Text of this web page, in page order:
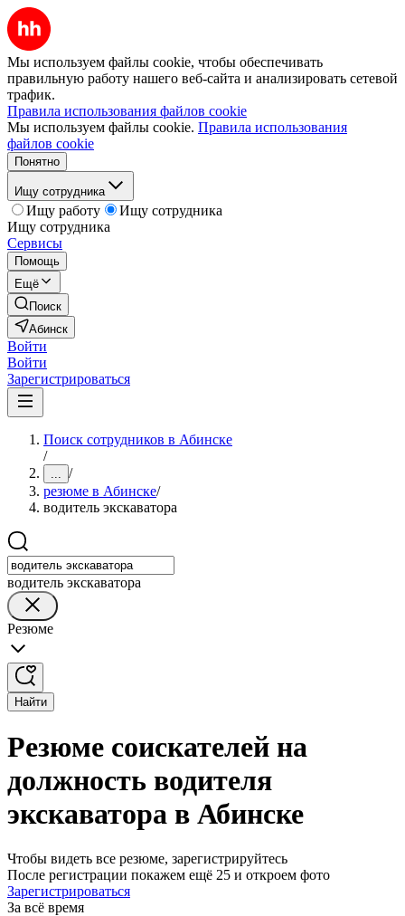
Мы используем файлы cookie, чтобы обеспечивать
правильную работу нашего веб-сайта и анализировать сетевой
трафик.
Правила использования файлов cookie
Мы используем файлы cookie. Правила использования
файлов cookie
Понятно
Ищу сотрудника
Ищу работу
Ищу сотрудника
Ищу сотрудника
Сервисы
Помощь
Ещё
Поиск
Абинск
Войти
Войти
Зарегистрироваться
Поиск сотрудников в Абинске
/
... /
резюме в Абинске/
водитель экскаватора
водитель экскаватора
Резюме
Найти
Резюме соискателей на
должность водителя
экскаватора в Абинске
Чтобы видеть все резюме, зарегистрируйтесь
После регистрации покажем ещё 25 и откроем фото
Зарегистрироваться
За всё время